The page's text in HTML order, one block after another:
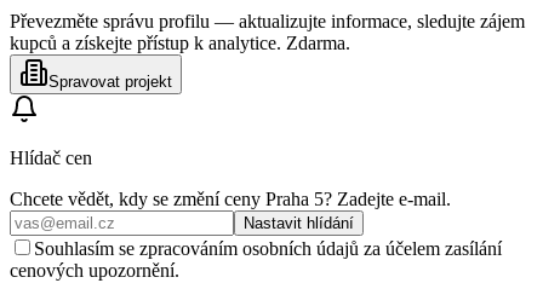
Převezměte správu profilu — aktualizujte informace, sledujte zájem
kupců a získejte přístup k analytice. Zdarma.
Spravovat projekt
Hlídač cen
Chcete vědět, kdy se změní ceny Praha 5? Zadejte e‑mail.
Nastavit hlídání
Souhlasím se zpracováním osobních údajů za účelem zasílání
cenových upozornění.